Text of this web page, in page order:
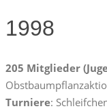
1998
205 Mitglieder
Turniere: